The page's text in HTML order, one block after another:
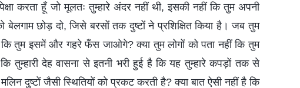
करता हूँ जो मूलतः तुम्हारे अंदर नहीं थी, इसकी नहीं कि तुम अपनी
बेलगाम छोड़ दो, जिसे बरसों तक दुष्टों ने प्रशिक्षित किया है। जब तुम
तुम इसमें और गहरे फँस जाओगे? क्या तुम लोगों को पता नहीं कि तुम
तुम्हारी देह वासना से इतनी भरी हुई है कि यह तुम्हारे कपड़ों तक से
दुष्टों जैसी स्थितियों को प्रकट करती है? क्या बात ऐसी नहीं है कि